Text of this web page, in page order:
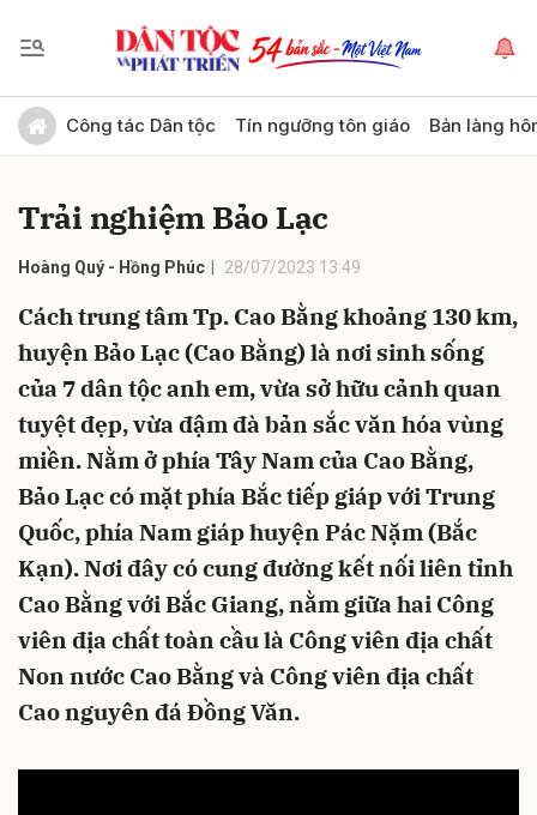
Công tác Dân tộc Tín ngưỡng tôn giáo Bản làng
Trải nghiệm Bảo Lạc
Hoàng Quý - Hồng Phúc 28/07/2023 13:49
Cách trung tâm Tp. Cao Bằng khoảng 130 km,
huyện Bảo Lạc (Cao Bằng) là nơi sinh sống
của 7 dân tộc anh em, vừa sở hữu cảnh quan
tuyệt đẹp, vừa đậm đà bản sắc văn hóa vùng
miền. Nằm ở phía Tây Nam của Cao Bằng,
Bảo Lạc có mặt phía Bắc tiếp giáp với Trung
Quốc, phía Nam giáp huyện Pác Nặm (Bắc
Kạn). Nơi đây có cung đường kết nối liên tỉnh
Cao Bằng với Bắc Giang, nằm giữa hai Công
viên địa chất toàn cầu là Công viên địa chất
Non nước Cao Bằng và Công viên địa chất
Cao nguyên đá Đồng Văn.
Gửi bình luận
Hủy Gửi